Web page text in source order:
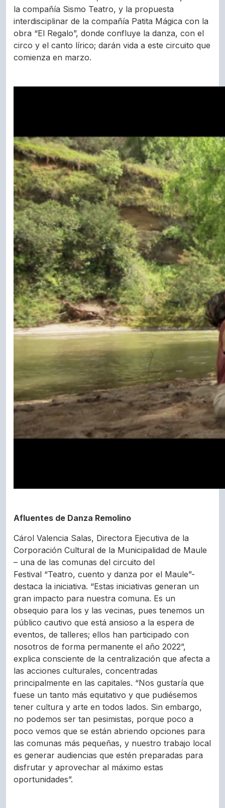
la compañía Sismo Teatro, y la propuesta
interdisciplinar de la compañía Patita Mágica con la
obra “El Regalo”, donde confluye la danza, con el
circo y el canto lírico; darán vida a este circuito que
comienza en marzo.
Afluentes de Danza Remolino
Cárol Valencia Salas, Directora Ejecutiva de la
Corporación Cultural de la Municipalidad de Maule
– una de las comunas del circuito del
Festival “Teatro, cuento y danza por el Maule”-
destaca la iniciativa. “Estas iniciativas generan un
gran impacto para nuestra comuna. Es un
obsequio para los y las vecinas, pues tenemos un
público cautivo que está ansioso a la espera de
eventos, de talleres; ellos han participado con
nosotros de forma permanente el año 2022”,
explica consciente de la centralización que afecta a
las acciones culturales, concentradas
principalmente en las capitales. “Nos gustaría que
fuese un tanto más equitativo y que pudiésemos
tener cultura y arte en todos lados. Sin embargo,
no podemos ser tan pesimistas, porque poco a
poco vemos que se están abriendo opciones para
las comunas más pequeñas, y nuestro trabajo local
es generar audiencias que estén preparadas para
disfrutar y aprovechar al máximo estas
oportunidades”.